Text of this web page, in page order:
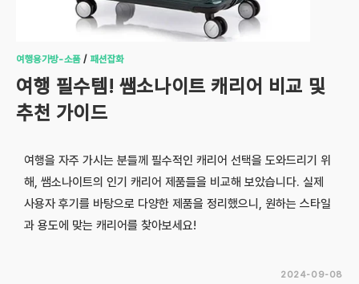
여행용가방-소품/ 패션잡화
여행 필수템! 쌤소나이트 캐리어 비교 및
추천 가이드
여행을 자주 가시는 분들께 필수적인 캐리어 선택을 도와드리기 위
해, 쌤소나이트의 인기 캐리어 제품들을 비교해 보았습니다. 실제
사용자 후기를 바탕으로 다양한 제품을 정리했으니, 원하는 스타일
과 용도에 맞는 캐리어를 찾아보세요!
2024-09-08